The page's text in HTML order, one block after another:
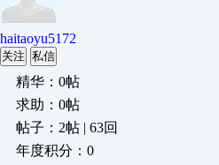
haitaoyu5172
关注 私信
精华：0帖
求助：0帖
帖子：2帖 | 63回
年度积分：0